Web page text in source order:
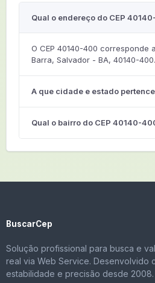
Qual o endereço do CEP
O CEP 40140-400 corresponde
Barra, Salvador - BA, 40140-400.
A que cidade e estado
Qual o bairro do CEP 40140-
BuscarCep
Solução profissional para busca e
real via Web Service. Desenvolvido
estabilidade e precisão desde 2008.